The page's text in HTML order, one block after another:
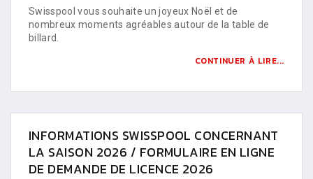
Swisspool vous souhaite un joyeux Noël et de
nombreux moments agréables autour de la table de
billard.
CONTINUER À LIRE...
INFORMATIONS SWISSPOOL CONCERNANT
LA SAISON 2026 / FORMULAIRE EN LIGNE
DE DEMANDE DE LICENCE 2026